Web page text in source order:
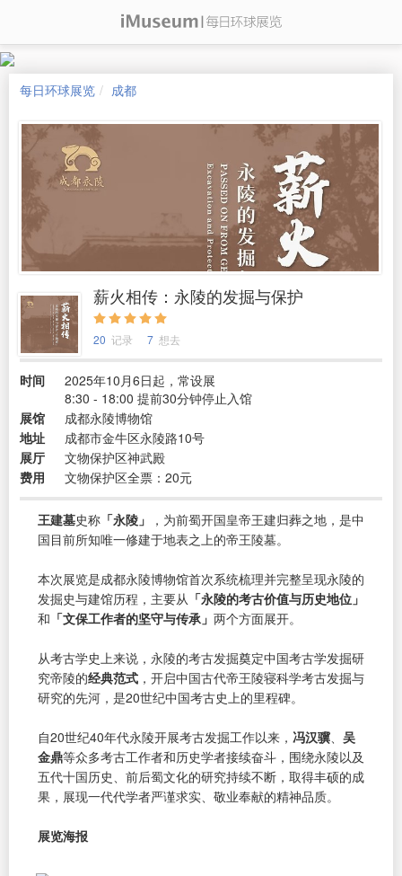
每日环球展览 成都
薪火相传：永陵的发掘与保护
20 记录 7 想去
时间
2025年10月6日起，常设展
8:30 - 18:00 提前30分钟停止入馆
展馆
成都永陵博物馆
地址
成都市金牛区永陵路10号
展厅
文物保护区神武殿
费用
文物保护区全票：20元
王建墓史称 「永陵」
，为前蜀开国皇帝王建归葬之地，是中
国目前所知唯一修建于地表之上的帝王陵墓。
本次展览是成都永陵博物馆首次系统梳理并完整呈现永陵的
发掘史与建馆历程，主要从 「永陵的考古价值与历史地位」
和 「文保工作者的坚守与传承」 两个方面展开。
从考古学史上来说，永陵的考古发掘奠定中国考古学发掘研
究帝陵的经典范式 ，开启中国古代帝王陵寝科学考古发掘与
研究的先河，是20世纪中国考古史上的里程碑。
自20世纪40年代永陵开展考古发掘工作以来， 冯汉骥
吴
金鼎等众多考古工作者和历史学者接续奋斗，围绕永陵以及
五代十国历史、前后蜀文化的研究持续不断，取得丰硕的成
果，展现一代代学者严谨求实、敬业奉献的精神品质。
展览海报